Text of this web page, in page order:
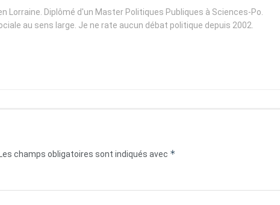
Lorraine. Diplômé d'un Master Politiques Publiques à Sciences-Po.
au sens large. Je ne rate aucun débat politique depuis 2002.
Les champs obligatoires sont indiqués avec *